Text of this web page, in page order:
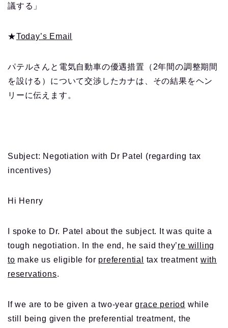
議する」
★Today’s Email
パテルさんと電気自動車の優遇措置（2年間の調整期間
を設ける）について交渉したカナは、その結果をヘン
リーに伝えます。
Subject: Negotiation with Dr Patel (regarding tax
incentives)
Hi Henry
I spoke to Dr. Patel about the subject. It was quite a
tough negotiation. In the end, he said they’re willing
to make us eligible for preferential tax treatment with
reservations.
If we are to be given a two-yeargrace period while
still being given the preferential treatment, the